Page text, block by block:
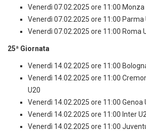
Venerdì 07.02.2025 ore 11:00 Monza
Venerdì 07.02.2025 ore 11:00 Parma
Venerdì 07.02.2025 ore 11:00 Roma
25ª Giornata
Venerdì 14.02.2025 ore 11:00
Venerdì 14.02.2025 ore 11:00
U20
Venerdì 14.02.2025 ore 11:00 Genoa
Venerdì 14.02.2025 ore 11:00 Inter
Venerdì 14.02.2025 ore 11:00